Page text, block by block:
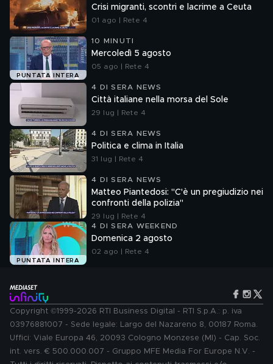
Crisi migranti, scontri e lacrime a Ceuta
01 ago | Rete 4
PUNTATA INTERA
10 MINUTI
Mercoledì 5 agosto
05 ago | Rete 4
4 DI SERA NEWS
Città italiane nella morsa del Sole
29 lug | Rete 4
4 DI SERA NEWS
Politica e clima in Italia
31 lug | Rete 4
4 DI SERA NEWS
Matteo Piantedosi: "C'è un pregiudizio nei
confronti della polizia"
29 lug | Rete 4
PUNTATA INTERA
4 DI SERA WEEKEND
Domenica 2 agosto
02 ago | Rete 4
Copyright ©1999-2026 RTI Business Digital - RTI S.p.A.: p. iva
03976881007 - Sede legale: Largo del Nazareno 8, 00187 Roma.
Uffici: Viale Europa 46, 20093 Cologno Monzese (MI) - Cap. Soc.
int. vers. € 500.000.007 - Gruppo MFE Media For Europe N.V. -